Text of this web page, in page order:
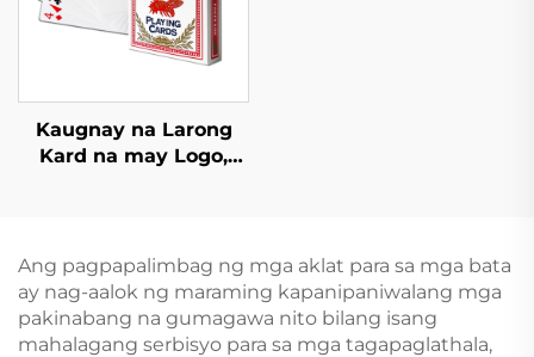
Kaugnay na Larong
Kard na may Logo,
Ang pagpapalimbag ng mga aklat para sa mga bata
ay nag-aalok ng maraming kapanipaniwalang mga
pakinabang na gumagawa nito bilang isang
mahalagang serbisyo para sa mga tagapaglathala,